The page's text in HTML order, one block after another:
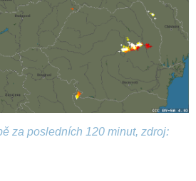
za posledních 120 minut, zdroj: